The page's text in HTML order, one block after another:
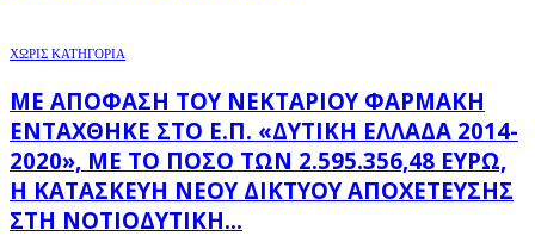
ΧΩΡΊΣ ΚΑΤΗΓΟΡΊΑ
ΜΕ ΑΠΌΦΑΣΗ ΤΟΥ ΝΕΚΤΆΡΙΟΥ ΦΑΡΜΆΚΗ
ΕΝΤΆΧΘΗΚΕ ΣΤΟ Ε.Π. «ΔΥΤΙΚΉ ΕΛΛΆΔΑ 2014-
2020», ΜΕ ΤΟ ΠΟΣΌ ΤΩΝ 2.595.356,48 ΕΥΡΏ,
Η ΚΑΤΑΣΚΕΥΉ ΝΈΟΥ ΔΙΚΤΎΟΥ ΑΠΟΧΈΤΕΥΣΗΣ
ΣΤΗ ΝΟΤΙΟΔΥΤΙΚΉ...